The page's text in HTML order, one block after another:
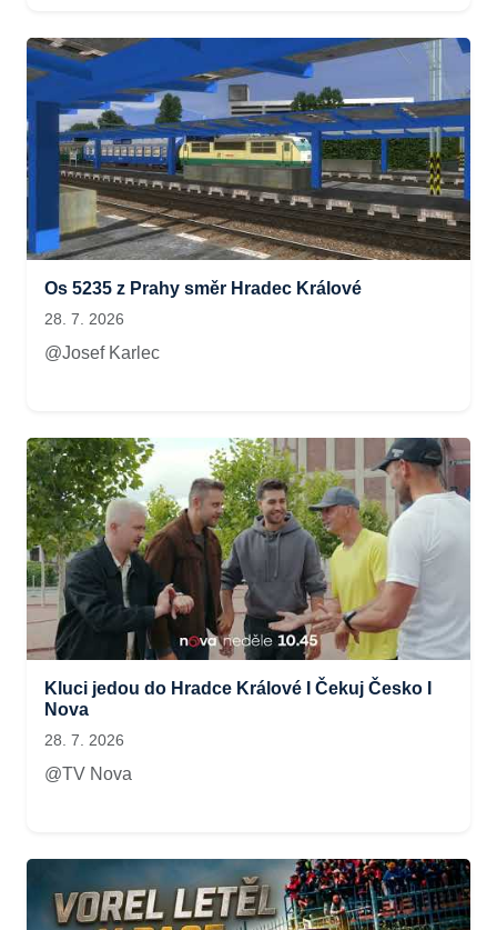
Os 5235 z Prahy směr Hradec Králové
28. 7. 2026
@Josef Karlec
Kluci jedou do Hradce Králové I Čekuj Česko I
Nova
28. 7. 2026
@TV Nova